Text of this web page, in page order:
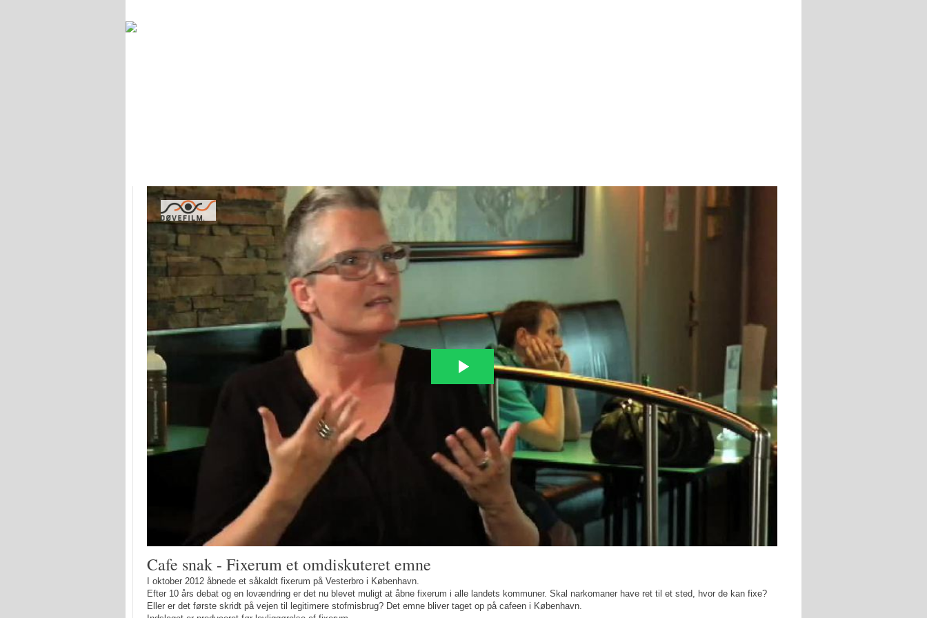
Cafe snak - Fixerum et omdiskuteret emne
I oktober 2012 åbnede et såkaldt fixerum på Vesterbro i København.
Efter 10 års debat og en lovændring er det nu blevet muligt at åbne fixerum i alle landets kommuner. Skal narkomaner have ret til et sted, hvor de kan fixe?
Eller er det første skridt på vejen til legitimere stofmisbrug? Det emne bliver taget op på cafeen i København.